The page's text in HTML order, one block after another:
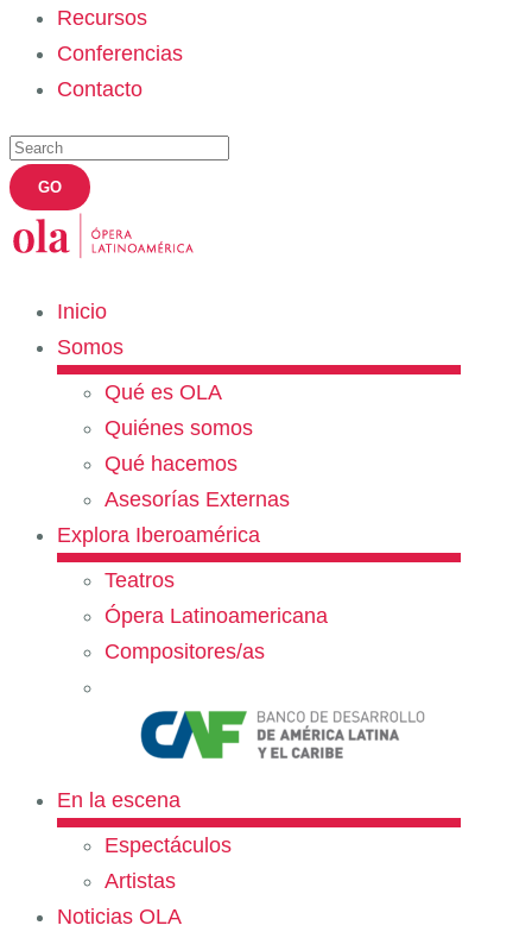
Recursos
Conferencias
Contacto
Inicio
Somos
Qué es OLA
Quiénes somos
Qué hacemos
Asesorías Externas
Explora Iberoamérica
Teatros
Ópera Latinoamericana
Compositores/as
En la escena
Espectáculos
Artistas
Noticias OLA